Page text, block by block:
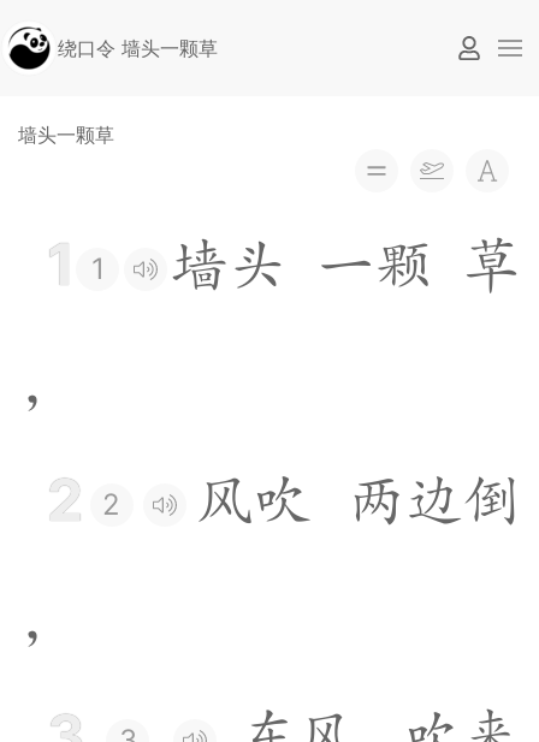
绕口令 墙头一颗草
墙头一颗草
1 1 墙头 一颗
草
，
2 2 风吹 两边倒
，